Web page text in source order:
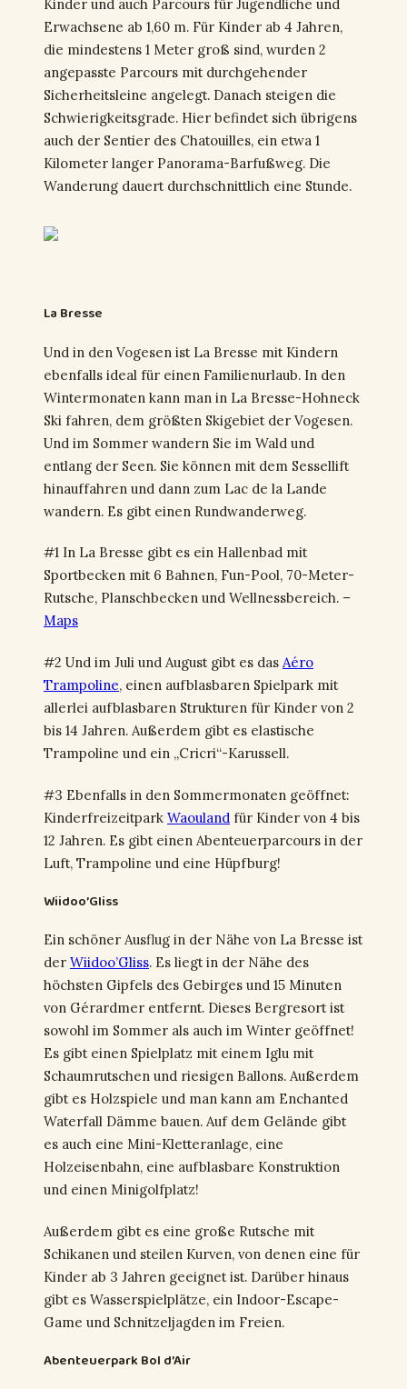
Kinder und auch Parcours für Jugendliche und
Erwachsene ab 1,60 m. Für Kinder ab 4 Jahren,
die mindestens 1 Meter groß sind, wurden 2
angepasste Parcours mit durchgehender
Sicherheitsleine angelegt. Danach steigen die
Schwierigkeitsgrade. Hier befindet sich übrigens
auch der Sentier des Chatouilles, ein etwa 1
Kilometer langer Panorama-Barfußweg. Die
Wanderung dauert durchschnittlich eine Stunde.
La Bresse
Und in den Vogesen ist La Bresse mit Kindern
ebenfalls ideal für einen Familienurlaub. In den
Wintermonaten kann man in La Bresse-Hohneck
Ski fahren, dem größten Skigebiet der Vogesen.
Und im Sommer wandern Sie im Wald und
entlang der Seen. Sie können mit dem Sessellift
hinauffahren und dann zum Lac de la Lande
wandern. Es gibt einen Rundwanderweg.
#1 In La Bresse gibt es ein Hallenbad mit
Sportbecken mit 6 Bahnen, Fun-Pool, 70-Meter-
Rutsche, Planschbecken und Wellnessbereich. –
Maps
#2 Und im Juli und August gibt es das Aéro
Trampoline, einen aufblasbaren Spielpark mit
allerlei aufblasbaren Strukturen für Kinder von 2
bis 14 Jahren. Außerdem gibt es elastische
Trampoline und ein „Cricri“-Karussell.
#3 Ebenfalls in den Sommermonaten geöffnet:
Kinderfreizeitpark Waouland für Kinder von 4 bis
12 Jahren. Es gibt einen Abenteuerparcours in der
Luft, Trampoline und eine Hüpfburg!
Wiidoo’Gliss
Ein schöner Ausflug in der Nähe von La Bresse ist
der Wiidoo’Gliss. Es liegt in der Nähe des
höchsten Gipfels des Gebirges und 15 Minuten
von Gérardmer entfernt. Dieses Bergresort ist
sowohl im Sommer als auch im Winter geöffnet!
Es gibt einen Spielplatz mit einem Iglu mit
Schaumrutschen und riesigen Ballons. Außerdem
gibt es Holzspiele und man kann am Enchanted
Waterfall Dämme bauen. Auf dem Gelände gibt
es auch eine Mini-Kletteranlage, eine
Holzeisenbahn, eine aufblasbare Konstruktion
und einen Minigolfplatz!
Außerdem gibt es eine große Rutsche mit
Schikanen und steilen Kurven, von denen eine für
Kinder ab 3 Jahren geeignet ist. Darüber hinaus
gibt es Wasserspielplätze, ein Indoor-Escape-
Game und Schnitzeljagden im Freien.
Abenteuerpark Bol d’Air